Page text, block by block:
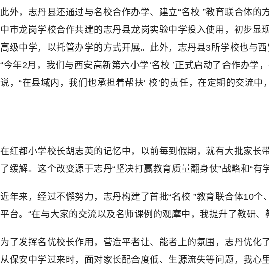
此外，志丹县还通过与名校合作办学、建立“名校 ”教育联合体
中市龙岗学校合作共建的志丹县龙岗实验中学投入使用，初步
高级中学，以托管办学的方式开展。此外，志丹县3所学校也与
“今年2月，我们与西安高新第六小学‘名校 ’正式启动了合作办
说，“在县域内，我们也承担着帮扶‘ 校’的责任，在定期的交流
在红都小学校长胡志英的记忆中，以前每到假期，就有大批家长
了缓解。这个改变源于志丹“坚决打赢教育质量翻身仗”战略和“
近年来，经过不懈努力，志丹构建了首批“名校 ”教育联合体10
平台。“在与大家的交流以及名师课例的观摩中，我提升了教研
为了发挥名优校长作用，营造平者让、能者上的氛围，志丹优化
从保安中学过来时，面对家长配合度低、生源流失等问题，我